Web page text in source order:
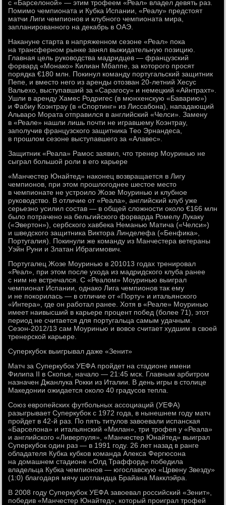
с «Барселоной» — этим трофеем «Реал» владел девять раз.
Помимо чемпионата и Кубка Испании, «Реалу» предстоят
матчи Лиги чемпионов и клубного чемпионата мира,
запланированного на декабрь в ОАЭ.
Накануне старта в напряженном сезоне «Реал» пока
на трансферном рынке занял выжидательную позицию.
Главная цель руководства мадридцев — французский
форвард «Монако» Килиан Мбаппе, за которого просят
порядка €180 млн. Покинул команду португальский защитник
Пепе, и вместо него из аренды отозван 20-летний Хесус
Вальехо, выступавший за «Сарагосу» и немецкий «Айнтрахт».
Ушли в аренду Хамес Родригес (в мюнхенскую «Баварию»)
и Фабиу Коэнтрау (в «Спортинг» из Лиссабона), нападающий
Альваро Мората отправился в английский «Челси». Замену
в «Реале» нашли лишь почти не игравшему Коэнтрау,
заполучив французского защитника Тео Эрнандеса,
в прошлом сезоне выступавшего за «Алавес».
Защитник «Реала» Рамос заявил, что тренер Моуринью не
сыграл большой роли в его карьере
«Манчестер Юнайтед» наконец возвращается в Лигу
чемпионов, при этом прошлогоднее шестое место
в чемпионате не устроило Жозе Моуринью и клубное
руководство. В отличие от «Реала», английский клуб уже
серьезно усилил состав — в общей сложности около €166 млн
было потрачено на бельгийского форварда Ромелу Лукаку
(«Эвертон»), сербского хавбека Неманью Матича («Челси»)
и шведского защитника Виктора Линделефа («Бенфика»,
Португалия). Покинули же команду из Манчестера ветераны
Уэйн Руни и Златан Ибрагимович.
Португалец Жозе Моуринью в 201013 годах тренировал
«Реал», при этом после ухода из мадридского клуба ранее
с ним не встречался. С «Реалом» Моуринью выиграл
чемпионат Испании, однако Лига чемпионов так ему
и не покорилась — в отличие от «Порту» и итальянского
«Интера», где он работал ранее. Хотя в «Реале» Моуринью
имеет наивысший в карьере процент побед (более 71), этот
период не считается для португальца самым удачным.
Сезон-2012/13 сам Моуринью и вовсе считает худшим в своей
тренерской карьере.
Суперкубок выигрывал даже «Зенит»
Матч за Суперкубок УЕФА пройдет на стадионе имени
Филипа II в Скопье, начало — 21:45 мск. Главным арбитром
назначен Джанлука Рокки из Италии. В день игры в столице
Македонии ожидается около 40 градусов тепла.
Союз европейских футбольных ассоциаций (УЕФА)
разыгрывает Суперкубок с 1972 года, в нынешнем году матч
пройдет в 42-й раз. По пять титулов завоевали испанская
«Барселона» и итальянский «Милан», три трофея у «Реала»
и английского «Ливерпуля», «Манчестер Юнайтед» выиграл
Суперкубок один раз — в 1991 году. 26 лет назад в ранге
обладателя Кубка кубков команда Алекса Фергюсона
на домашнем стадионе «Олд Траффорд» победила
владельца Кубка чемпионов — югославскую «Црвену Звезду»
(1:0) благодаря мячу шотландца Брайана Макклэйра.
В 2008 году Суперкубок УЕФА завоевал российский «Зенит»,
победив «Манчестер Юнайтед», который проиграл трофей